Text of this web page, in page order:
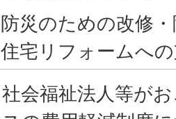
防災のための改修
住宅リフォームへ
社会福祉法人等が